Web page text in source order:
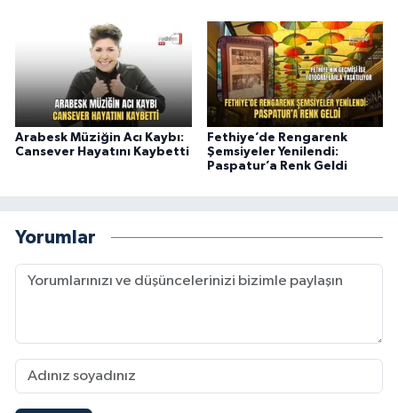
Arabesk Müziğin Acı Kaybı:
Cansever Hayatını Kaybetti
Fethiye’de Rengarenk
Şemsiyeler Yenilendi:
Paspatur’a Renk Geldi
Yorumlar